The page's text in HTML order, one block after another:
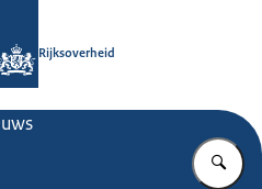
Rijksoverheid